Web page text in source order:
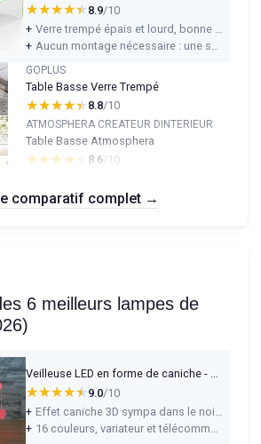
★★★★★
★★★★★ 8.9/10
+
Verre trempé épais et lourd, bonne impression de solidité et de stabilité
+
Aucun montage nécessaire : une seule pièce à poser, prêt à l’emploi
GOPLUS
Table Basse Verre Trempé
★★★★★
★★★★★ 8.8/10
ATMOSPHERA CREATEUR DINTERIEUR
Table Basse Atmosphera
★★★★★
★★★★★ 8.6 /10
comparatif complet →
6 meilleurs lampes de
Veilleuse LED en forme de caniche - 16 couleurs - Lampe illusion 3D - Télécommande - USB - Décoration de chambre à coucher - Lampe de table pour enfants - Cadeau d'anniversaire de Noël
★★★★★
★★★★★ 9.0/10
+
Effet caniche 3D sympa dans le noir, qui plaît bien aux enfants
+
16 couleurs, variateur et télécommande simples à utiliser